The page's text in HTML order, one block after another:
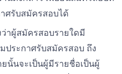
ศรับสมัครสอบได้
าผู้สมัครสอบรายใดมี
ประกาศรับสมัครสอบ ถึง
นั้นจะเป็นผู้มีรายชื่อเป็นผู้